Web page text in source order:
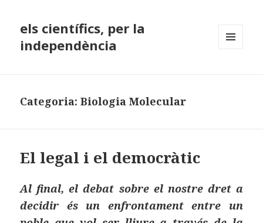
els científics, per la
independència
Categoria:Biologia Molecular
El legal i el democràtic
Al final, el debat sobre el nostre dret a
decidir és un enfrontament entre un